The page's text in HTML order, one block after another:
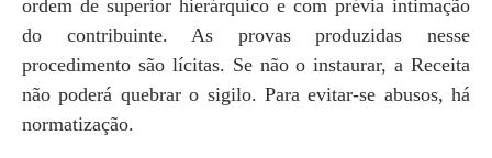
ordem de superior hierárquico e com prévia intimação
do contribuinte. As provas produzidas nesse
procedimento são lícitas. Se não o instaurar, a Receita
não poderá quebrar o sigilo. Para evitar-se abusos, há
normatização.